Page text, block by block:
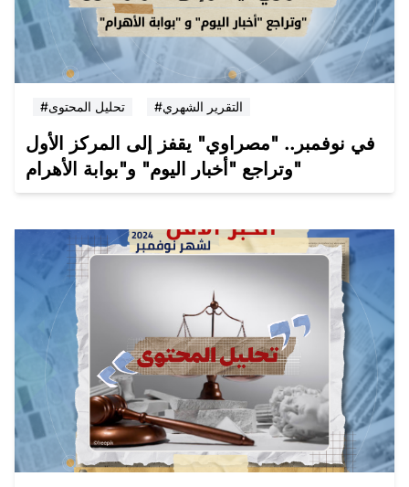
#تحليل المحتوى #التقرير الشهري
في نوفمبر.. "مصراوي" يقفز إلى المركز الأول
وتراجع "أخبار اليوم" و"بوابة الأهرام"